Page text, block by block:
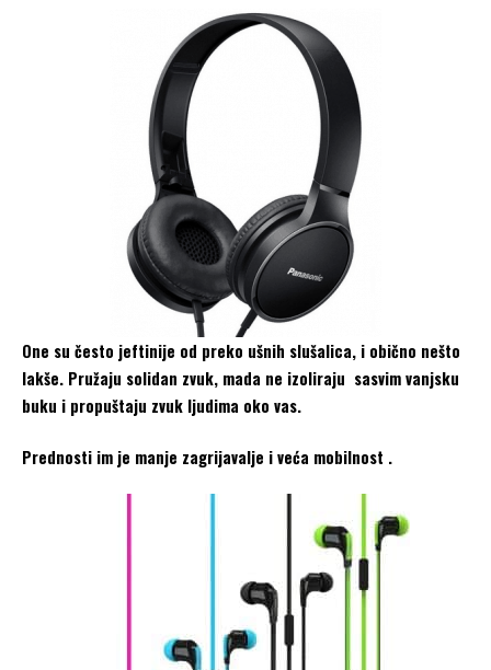
One su često jeftinije od preko ušnih slušalica, i obično nešto
lakše. Pružaju solidan zvuk, mada ne izoliraju sasvim vanjsku
buku i propuštaju zvuk ljudima oko vas.
Prednosti im je manje zagrijavalje i veća mobilnost .